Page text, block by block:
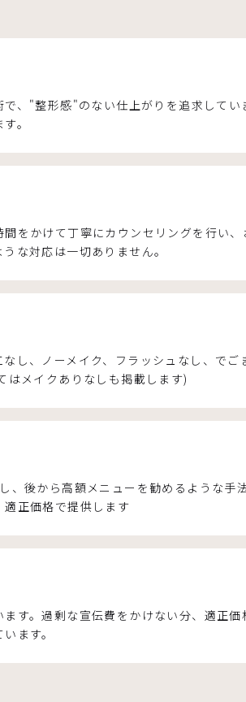
、"整形感"のない仕上がりを追求してい
。
をかけて丁寧にカウンセリングを行い、
な対応は一切ありません。
し、ノーメイク、フラッシュなし、でご
はメイクありなしも掲載します)
、後から高額メニューを勧めるような手
正価格で提供します
す。過剰な宣伝費をかけない分、適正価
ます。